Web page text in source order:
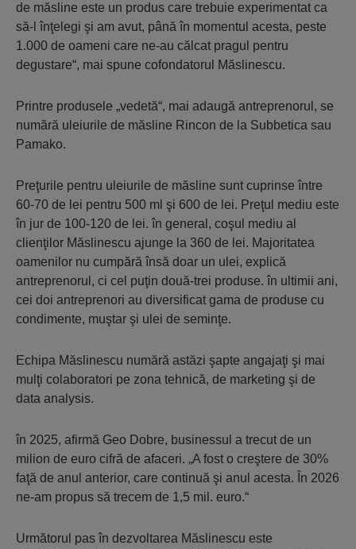
de măsline este un produs care trebuie experimentat ca
să-l înţelegi şi am avut, până în momentul acesta, peste
1.000 de oameni care ne-au călcat pragul pentru
degustare“, mai spune cofondatorul Măslinescu.
Printre produsele „vedetă“, mai adaugă antreprenorul, se
numără uleiurile de măsline Rincon de la Subbetica sau
Pamako.
Preţurile pentru uleiurile de măsline sunt cuprinse între
60-70 de lei pentru 500 ml şi 600 de lei. Preţul mediu este
în jur de 100-120 de lei. în general, coşul mediu al
clienţilor Măslinescu ajunge la 360 de lei. Majoritatea
oamenilor nu cumpără însă doar un ulei, explică
antreprenorul, ci cel puţin două-trei produse. în ultimii ani,
cei doi antreprenori au diversificat gama de produse cu
condimente, muştar şi ulei de seminţe.
Echipa Măslinescu numără astăzi şapte angajaţi şi mai
mulţi colaboratori pe zona tehnică, de marketing şi de
data analysis.
în 2025, afirmă Geo Dobre, businessul a trecut de un
milion de euro cifră de afaceri. „A fost o creştere de 30%
faţă de anul anterior, care continuă şi anul acesta. În 2026
ne-am propus să trecem de 1,5 mil. euro.“
Următorul pas în dezvoltarea Măslinescu este